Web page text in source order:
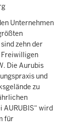
Unternehmen
zehn der
Die Aurubis
und
zu
AURUBIS“ wird
für